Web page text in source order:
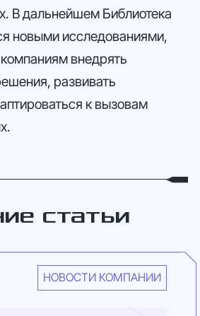
В дальнейшем Библиотека
новыми исследованиями,
внедрять
развивать
к вызовам
статьи
НОВОСТИ КОМПАНИИ